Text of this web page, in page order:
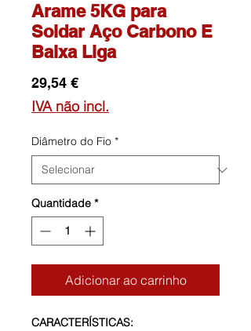
Arame 5KG para
Soldar Aço Carbono E
Baixa Liga
29,54 €Preço
IVA não incl.
Diâmetro do Fio *
Quantidade *
Adicionar ao carrinho
CARACTERÍSTICAS: